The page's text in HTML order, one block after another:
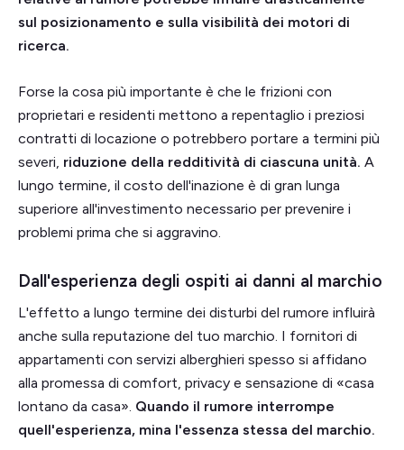
sul posizionamento e sulla visibilità dei motori di
ricerca.
Forse la cosa più importante è che le frizioni con
proprietari e residenti mettono a repentaglio i preziosi
contratti di locazione o potrebbero portare a termini più
severi, riduzione della redditività di ciascuna unità. A
lungo termine, il costo dell'inazione è di gran lunga
superiore all'investimento necessario per prevenire i
problemi prima che si aggravino.
Dall'esperienza degli ospiti ai danni al marchio
L'effetto a lungo termine dei disturbi del rumore influirà
anche sulla reputazione del tuo marchio. I fornitori di
appartamenti con servizi alberghieri spesso si affidano
alla promessa di comfort, privacy e sensazione di «casa
lontano da casa». Quando il rumore interrompe
quell'esperienza, mina l'essenza stessa del marchio.